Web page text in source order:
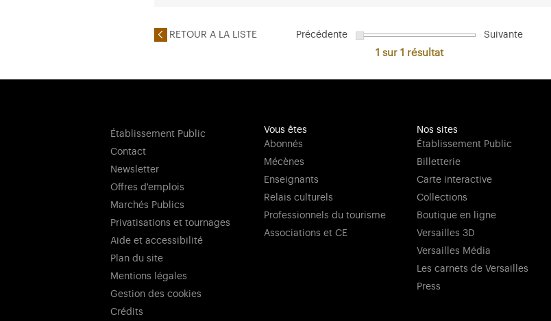
RETOUR A LA LISTE Précédente Suivante
1 sur 1 résultat
Établissement Public
Contact
Newsletter
Offres d'emplois
Marchés Publics
Privatisations et tournages
Aide et accessibilité
Plan du site
Mentions légales
Gestion des cookies
Crédits
Vous êtes
Abonnés
Mécènes
Enseignants
Relais culturels
Professionnels du tourisme
Associations et CE
Nos sites
Établissement Public
Billetterie
Carte interactive
Collections
Boutique en ligne
Versailles 3D
Versailles Média
Les carnets de Versailles
Press